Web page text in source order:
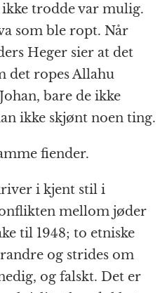
ikke trodde var mulig.
som ble ropt. Når
Heger sier at det
det ropes Allahu
bare de ikke
ikke skjønt noen ting.
fiender.
i kjent stil i
mellom jøder
til 1948; to etniske
og strides om
og falskt. Det er